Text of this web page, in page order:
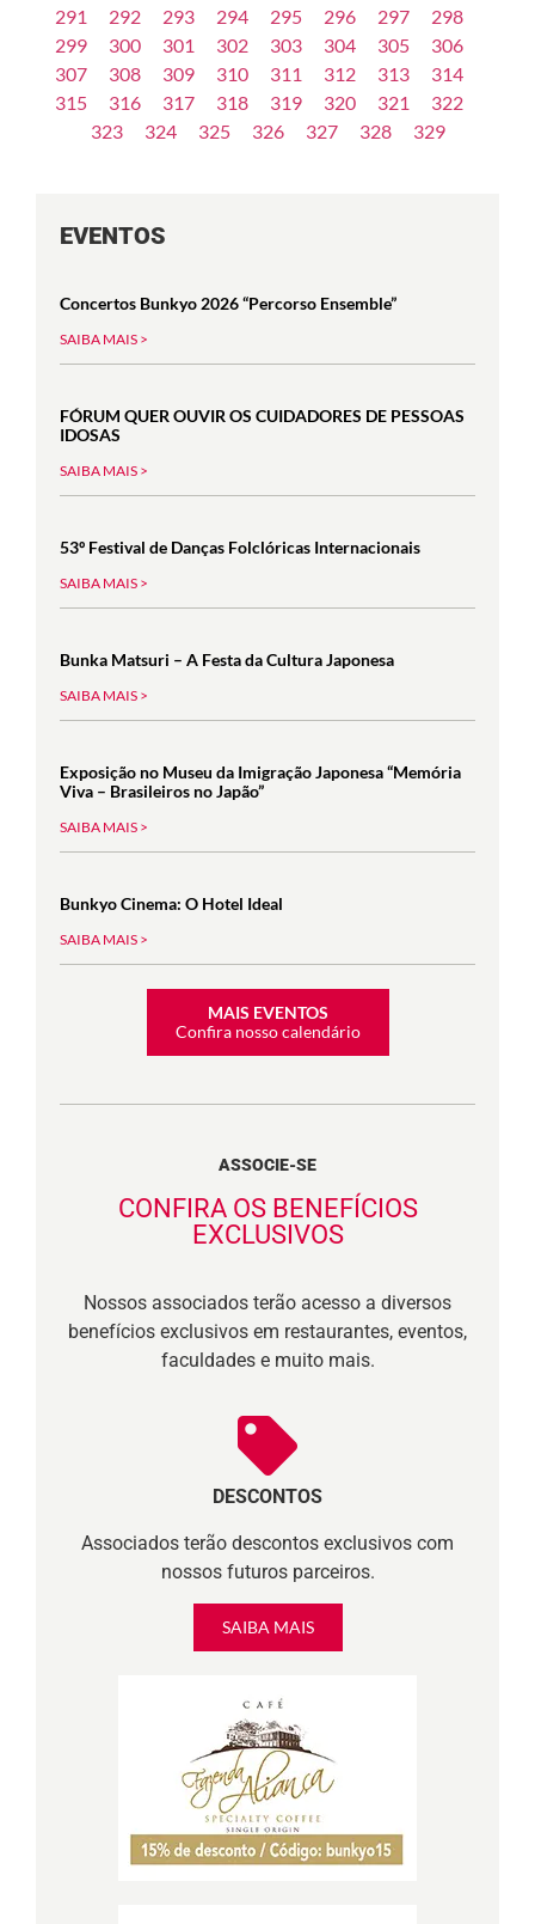
291 292 293 294 295 296 297
298
299
300 301 302 303 304 305
306
307
308 309 310 311 312 313
314
315
316 317 318 319 320 321
322
323
324 325 326 327 328 329
EVENTOS
Concertos Bunkyo 2026 “Percorso Ensemble”
SAIBA MAIS >
FÓRUM QUER OUVIR OS CUIDADORES DE PESSOAS
IDOSAS
SAIBA MAIS >
53º Festival de Danças Folclóricas Internacionais
SAIBA MAIS >
Bunka Matsuri – A Festa da Cultura Japonesa
SAIBA MAIS >
Exposição no Museu da Imigração Japonesa “Memória
Viva – Brasileiros no Japão”
SAIBA MAIS >
Bunkyo Cinema: O Hotel Ideal
SAIBA MAIS >
MAIS EVENTOS
Confira nosso calendário
ASSOCIE-SE
CONFIRA OS BENEFÍCIOS
EXCLUSIVOS
Nossos associados terão acesso a diversos
benefícios exclusivos em restaurantes, eventos,
faculdades e muito mais.
DESCONTOS
Associados terão descontos exclusivos com
nossos futuros parceiros.
SAIBA MAIS